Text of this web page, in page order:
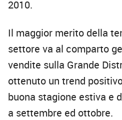
2010.
Il maggior merito della
settore va al comparto
vendite sulla Grande
ottenuto un trend
buona stagione estiva e
a settembre ed ottobre.